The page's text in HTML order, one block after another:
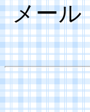
メール